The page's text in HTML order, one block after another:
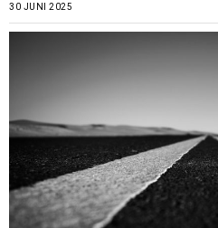
30 JUNI 2025